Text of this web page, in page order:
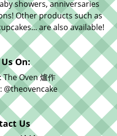
showers, anniversaries
Other products such as
are also available!
On:
The Oven 爐作
@theovencake
Us